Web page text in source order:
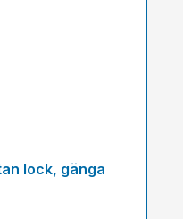
av 5 stjärnor
lock, gänga